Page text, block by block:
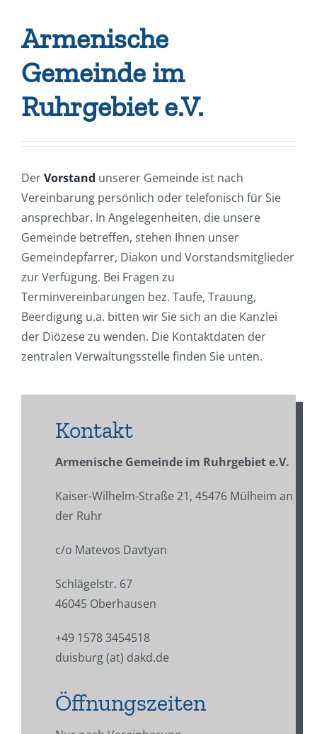
Armenische
Gemeinde im
Ruhrgebiet e.V.
DerVorstand unserer Gemeinde ist nach
Vereinbarung persönlich oder telefonisch für Sie
ansprechbar. In Angelegenheiten, die unsere
Gemeinde betreffen, stehen Ihnen unser
Gemeindepfarrer, Diakon und Vorstandsmitglieder
zur Verfügung. Bei Fragen zu
Terminvereinbarungen bez. Taufe, Trauung,
Beerdigung u.a. bitten wir Sie sich an die Kanzlei
der Diözese zu wenden. Die Kontaktdaten der
zentralen Verwaltungsstelle finden Sie unten.
Kontakt
Armenische Gemeinde im Ruhrgebiet e.V.
Kaiser-Wilhelm-Straße 21, 45476 Mülheim an
der Ruhr
c/o Matevos Davtyan
Schlägelstr. 67
46045 Oberhausen
+49 1578 3454518
duisburg (at) dakd.de
Öffnungszeiten